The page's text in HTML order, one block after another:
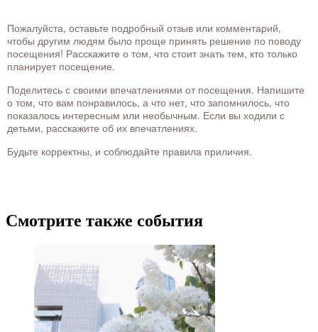
Пожалуйста, оставьте подробный отзыв или комментарий,
чтобы другим людям было проще принять решение по поводу
посещения! Расскажите о том, что стоит знать тем, кто только
планирует посещение.
Поделитесь с своими впечатлениями от посещения. Напишите
о том, что вам понравилось, а что нет, что запомнилось, что
показалось интересным или необычным. Если вы ходили с
детьми, расскажите об их впечатлениях.
Будьте корректны, и соблюдайте правила приличия.
Смотрите также события